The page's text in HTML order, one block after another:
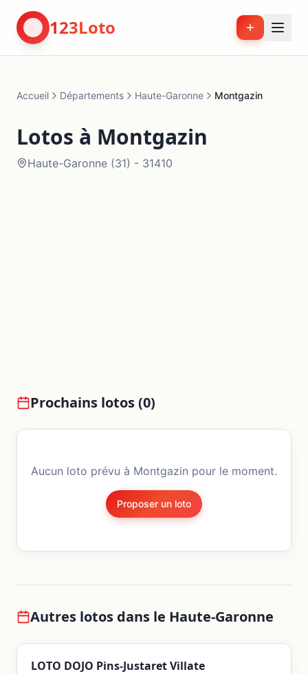
123Loto
Accueil Départements Haute-Garonne Montgazin
Lotos à Montgazin
Haute-Garonne (31) - 31410
Prochains lotos (0)
Aucun loto prévu à Montgazin pour le moment.
Proposer un loto
Autres lotos dans le Haute-Garonne
LOTO DOJO Pins-Justaret Villate